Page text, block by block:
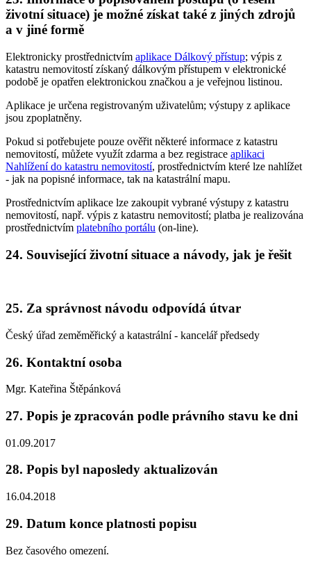
životní situace) je možné získat také z jiných zdrojů
a v jiné formě
Elektronicky prostřednictvím aplikace Dálkový přístup; výpis z
katastru nemovitostí získaný dálkovým přístupem v elektronické
podobě je opatřen elektronickou značkou a je veřejnou listinou.
Aplikace je určena registrovaným uživatelům; výstupy z aplikace
jsou zpoplatněny.
Pokud si potřebujete pouze ověřit některé informace z katastru
nemovitostí, můžete využít zdarma a bez registrace aplikaci
Nahlížení do katastru nemovitostí, prostřednictvím které lze nahlížet
- jak na popisné informace, tak na katastrální mapu.
Prostřednictvím aplikace lze zakoupit vybrané výstupy z katastru
nemovitostí, např. výpis z katastru nemovitostí; platba je realizována
prostřednictvím platebního portálu (on-line).
24. Související životní situace a návody, jak je řešit
25. Za správnost návodu odpovídá útvar
Český úřad zeměměřický a katastrální - kancelář předsedy
26. Kontaktní osoba
Mgr. Kateřina Štěpánková
27. Popis je zpracován podle právního stavu ke dni
01.09.2017
28. Popis byl naposledy aktualizován
16.04.2018
29. Datum konce platnosti popisu
Bez časového omezení.